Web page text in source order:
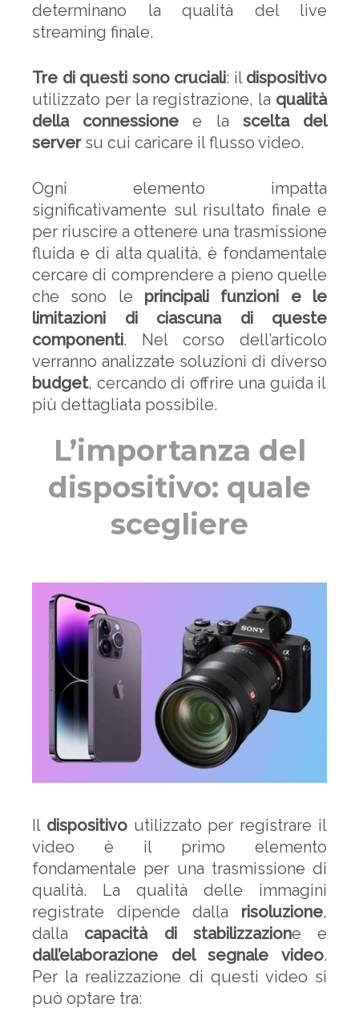
determinano la qualità del live
streaming finale.
Tre di questi sono cruciali: il dispositivo
utilizzato per la registrazione, la qualità
della connessione e la scelta del
serversu cui caricare il flusso video.
Ogni elemento impatta
significativamente sul risultato finale e
per riuscire a ottenere una trasmissione
fluida e di alta qualità, è fondamentale
cercare di comprendere a pieno quelle
che sono le principali funzioni e le
limitazioni di ciascuna di queste
componenti. Nel corso dell’articolo
verranno analizzate soluzioni di diverso
budget, cercando di offrire una guida il
più dettagliata possibile.
L’importanza del
dispositivo: quale
scegliere
Il dispositivoutilizzato per registrare il
video è il primo elemento
fondamentale per una trasmissione di
qualità. La qualità delle immagini
registrate dipende dalla risoluzione,
dalla capacità di stabilizzazione e
dall’elaborazione del segnale video.
Per la realizzazione di questi video si
può optare tra: